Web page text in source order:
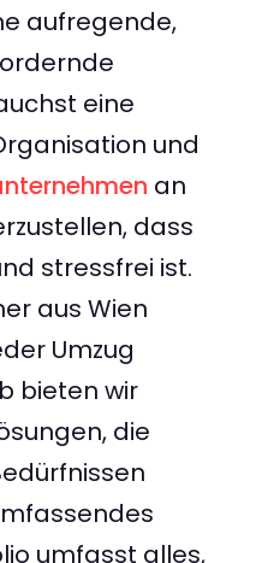
aufregende,
eine
und
an
dass
stressfrei ist.
aus Wien
Umzug
bieten wir
die
umfasst alles,